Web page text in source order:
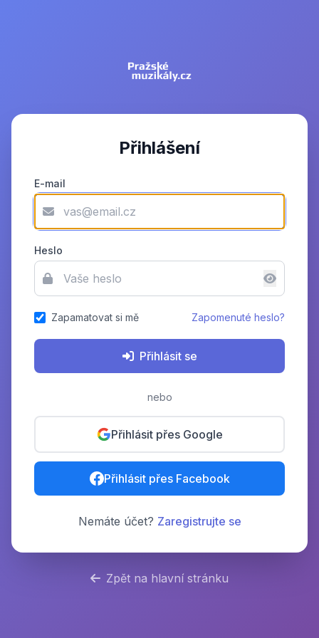
Přihlášení
E-mail
Heslo
Zapamatovat si mě Zapomenuté heslo?
Přihlásit se
nebo
Přihlásit přes Google
Přihlásit přes Facebook
Nemáte účet? Zaregistrujte se
Zpět na hlavní stránku